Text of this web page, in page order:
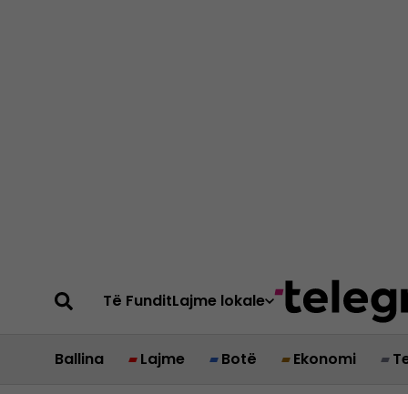
Të FunditLajme lokale
Ballina Lajme Botë Ekonomi